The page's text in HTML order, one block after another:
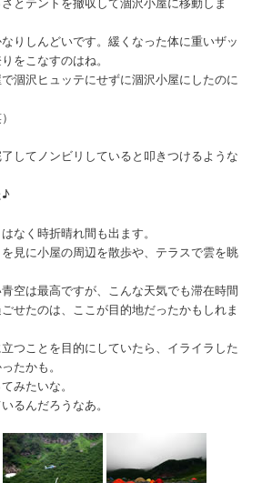
りしんどいです。緩くなった体に重いザッ
をこなすのはね。
涸沢ヒュッテにせずに涸沢小屋にしたのに
してノンビリしていると叩きつけるような
♪
なく時折晴れ間も出ます。
見に小屋の周辺を散歩や、テラスで雲を眺
空は最高ですが、こんな天気でも滞在時間
せたのは、ここが目的地だったかもしれま
つことを目的にしていたら、イライラした
たかも。
みたいな。
るんだろうなあ。